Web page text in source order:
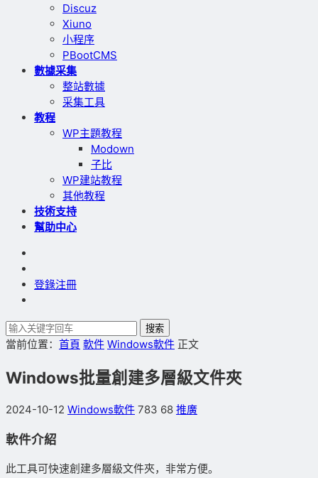
Discuz
Xiuno
小程序
PBootCMS
數據采集
整站數據
采集工具
教程
WP主題教程
Modown
子比
WP建站教程
其他教程
技術支持
幫助中心
登錄注冊
搜索
當前位置： 首頁 軟件 Windows軟件 正文
Windows批量創建多層級文件夾
2024-10-12 Windows軟件 783 68 推廣
軟件介紹
此工具可快速創建多層級文件夾，非常方便。